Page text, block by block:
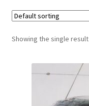
Checkout
Kontak Kami
My account
Showing the single result